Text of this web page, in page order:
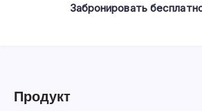
Забронировать
Продукт